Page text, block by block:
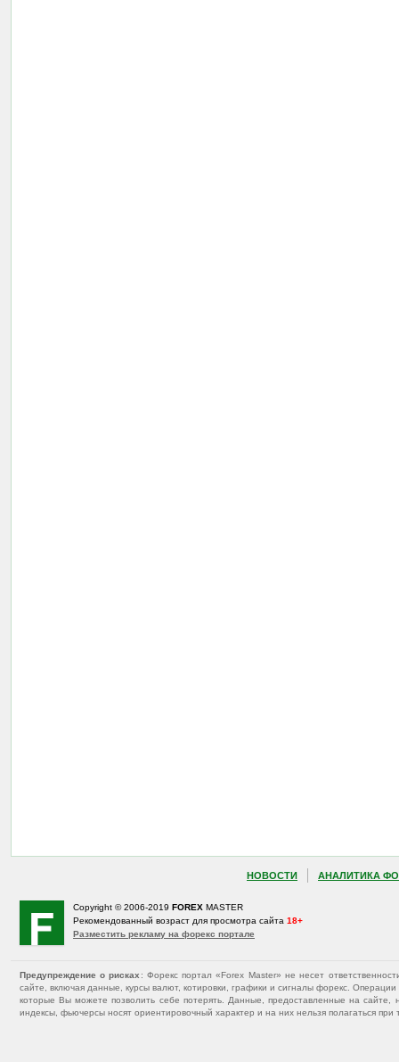
НОВОСТИ АНАЛИТИКА
Copyright © 2006-2019 FOREX MASTER
Рекомендованный возраст для просмотра сайта 18+
Разместить рекламу на форекс портале
Предупреждение о рисках : Форекс портал «Forex Master» не несет
сайте, включая данные, курсы валют, котировки, графики и сигналы форекс.
которые Вы можете позволить себе потерять. Данные, предоставленные на
индексы, фьючерсы носят ориентировочный характер и на них нельзя полагаться при